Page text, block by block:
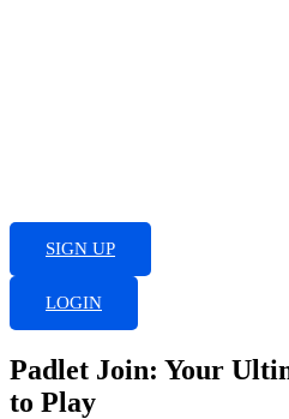
SIGN UP
LOGIN
Padlet Join: Your
to Play